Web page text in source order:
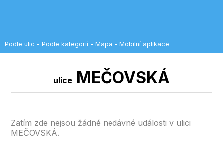
Podle ulic - Podle kategorií - Mapa - Mobilní aplikace
ulice MEČOVSKÁ
Zatím zde nejsou žádné nedávné události v ulici
MEČOVSKÁ.